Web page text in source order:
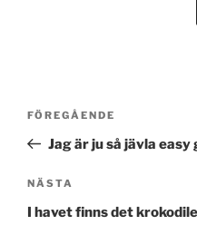
Inläggsnavigering
Föregående
inlägg
FÖREGÅENDE
Jag är ju så jävla easy
Nästa
inlägg
NÄSTA
I havet finns det